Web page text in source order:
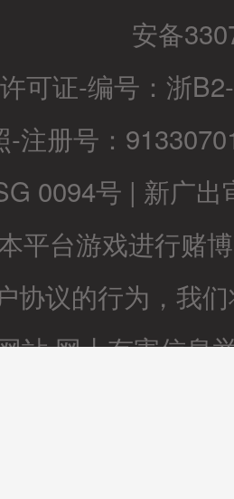
安备
可证-编号： 浙
册号：
0094号 | 新广
平台游戏进行赌
协议的行为，我
站网上有害信息